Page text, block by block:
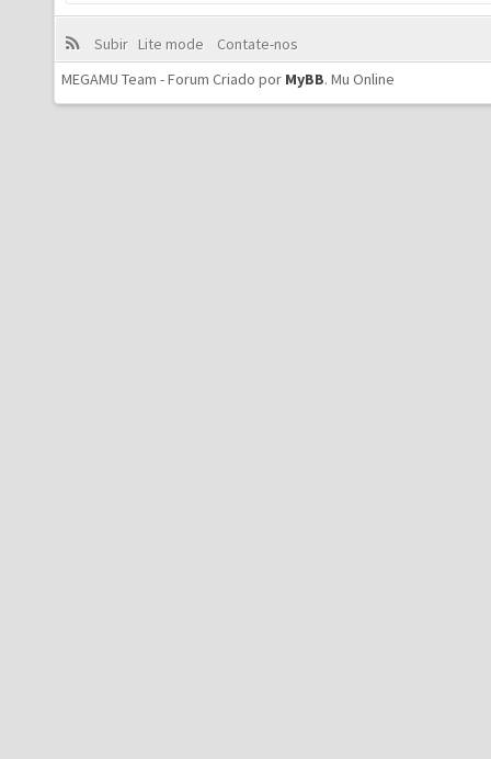
Subir Lite mode
Contate-nos
MEGAMU Team - Forum Criado por MyBB. Mu Online